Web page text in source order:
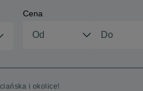
Cena
i okolice!